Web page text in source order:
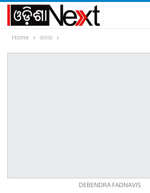
Home ଖବର
DEBENDRA FADNAVIS